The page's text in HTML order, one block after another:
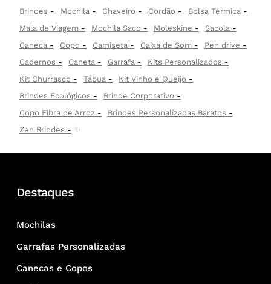
Brindes Mochila Chaveiro Cordão
Bolsa Térmica
Mala de Viagem
Mochila Saco Moleskine
Sacola
Caneca
Copo Camiseta Caixa de Som
Pen drive
Cadernos
Caneta Garrafa
Kits Personalizados
Kit Churrasco
Tábua
Kit Vinho e Queijo
Brindes Ecológicos
Brinde Corporativo
Copo Fibra de Arroz
Brindes Personalizadas Baratos
Zen Brindes
✨
Destaques
Mochilas
Garrafas Personalizadas
Canecas e Copos